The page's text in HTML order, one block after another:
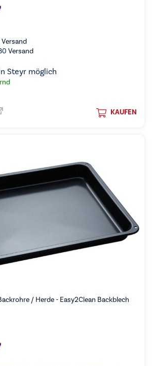
Versand
Versand
Steyr möglich
KAUFEN
/ Herde - Easy2Clean Backblech